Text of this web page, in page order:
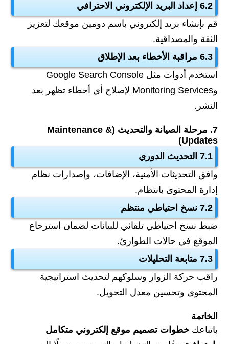
6.2 إعداد البريد الإلكتروني الاحترافي
قم بإنشاء بريد إلكتروني باسم دومين موقعك لتعزيز
الثقة والمصداقية.
6.3 مراقبة الأخطاء بعد الإطلاق
استخدم أدوات مثل Google Search Console
وMonitoring Services لإصلاح أي أخطاء تظهر بعد
النشر.
7. مرحلة الصيانة والتحديث (Maintenance &
Updates)
7.1 التحديث الدوري
وافق التحديثات الأمنية، الإضافات، وإصدارات نظام
إدارة المحتوى بانتظام.
7.2 نسخ احتياطي منتظم
ضبط نسخ احتياطي تلقائي للبيانات لضمان استرجاع
الموقع في حالات الطوارئ.
7.3 متابعة التحليلات
راقب حركة الزوار وسلوكهم لتحديث استراتيجية
المحتوى وتحسين معدل التحويل.
الخاتمة
باتباعكخطوات تصميم موقع إلكتروني متكامل